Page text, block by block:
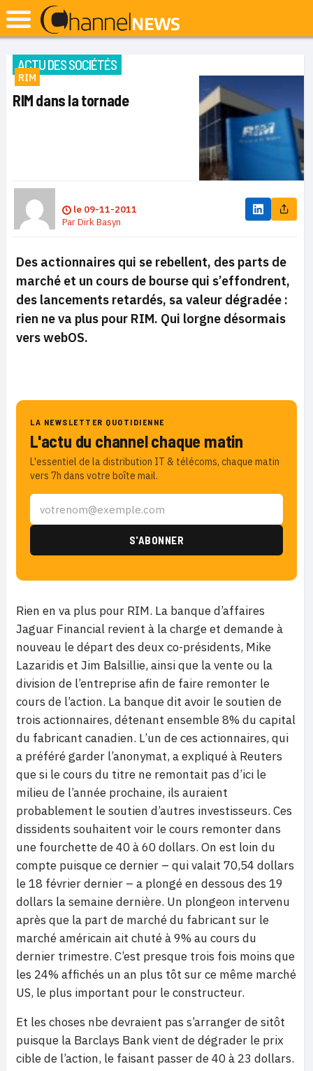
ACTU DES SOCIÉTÉS
RIM
RIM dans la tornade
le 09-11-2011
ParDirk Basyn
Des actionnaires qui se rebellent, des parts de
marché et un cours de bourse qui s’effondrent,
des lancements retardés, sa valeur dégradée :
rien ne va plus pour RIM. Qui lorgne désormais
vers webOS.
LA NEWSLETTER QUOTIDIENNE
L'actu du channel chaque matin
L'essentiel de la distribution IT & télécoms, chaque matin
vers 7h dans votre boîte mail.
Rien en va plus pour RIM. La banque d’affaires
Jaguar Financial revient à la charge et demande à
nouveau le départ des deux co-présidents, Mike
Lazaridis et Jim Balsillie, ainsi que la vente ou la
division de l’entreprise afin de faire remonter le
cours de l’action. La banque dit avoir le soutien de
trois actionnaires, détenant ensemble 8% du capital
du fabricant canadien. L’un de ces actionnaires, qui
a préféré garder l’anonymat, a expliqué à Reuters
que si le cours du titre ne remontait pas d’ici le
milieu de l’année prochaine, ils auraient
probablement le soutien d’autres investisseurs. Ces
dissidents souhaitent voir le cours remonter dans
une fourchette de 40 à 60 dollars. On est loin du
compte puisque ce dernier – qui valait 70,54 dollars
le 18 février dernier – a plongé en dessous des 19
dollars la semaine dernière. Un plongeon intervenu
après que la part de marché du fabricant sur le
marché américain ait chuté à 9% au cours du
dernier trimestre. C’est presque trois fois moins que
les 24% affichés un an plus tôt sur ce même marché
US, le plus important pour le constructeur.
Et les choses nbe devraient pas s’arranger de sitôt
puisque la Barclays Bank vient de dégrader le prix
cible de l’action, le faisant passer de 40 à 23 dollars.